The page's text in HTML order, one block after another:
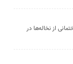
از نخاله‌ها در